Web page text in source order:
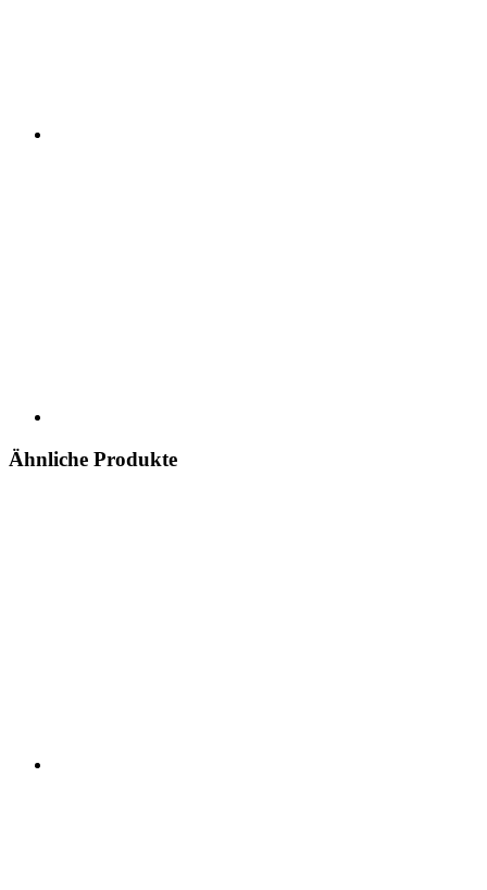
Ähnliche Produkte